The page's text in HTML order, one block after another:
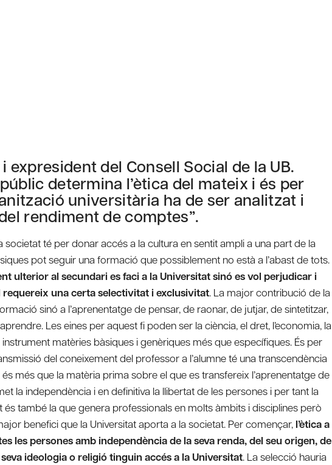
expresident del Consell Social de la UB.
determina l’ètica del mateix i és per
universitària ha de ser analitzat i
rendiment de comptes”.
societat té per donar accés a la cultura en sentit ampli a una part de la
pot seguir una formació que possiblement no està a l’abast de tots.
ulterior al secundari es faci a la Universitat sinó es vol perjudicar i
una certa selectivitat i exclusivitat. La major contribució de la
sinó a l’aprenentatge de pensar, de raonar, de jutjar, de sintetitzar,
Les eines per aquest fi poden ser la ciència, el dret, l’economia, la
matèries bàsiques i genèriques més que específiques. És per
del coneixement del professor a l’alumne té una transcendència
més que la matèria prima sobre el que es transfereix l’aprenentatge de
la independència i en definitiva la llibertat de les persones i per tant la
és també la que genera professionals en molts àmbits i disciplines però
benefici que la Universitat aporta a la societat. Per començar, l’ètica a
les persones amb independència de la seva renda, del seu origen, de
ideologia o religió tinguin accés a la Universitat. La selecció hauria